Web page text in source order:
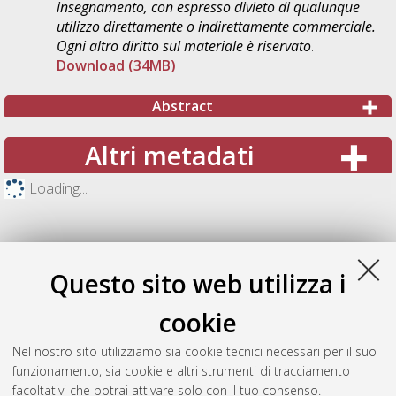
Questo sito web utilizza i
cookie
Nel nostro sito utilizziamo sia cookie tecnici necessari per il suo
funzionamento, sia cookie e altri strumenti di tracciamento
facoltativi che potrai attivare solo con il tuo consenso.
insegnamento, con espresso divieto di qualunque
utilizzo direttamente o indirettamente commerciale.
Ogni altro diritto sul materiale è riservato.
Download (34MB)
Abstract
Altri metadati
Loading...